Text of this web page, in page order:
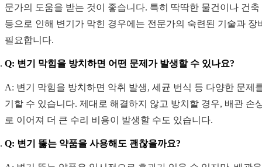
문가의 도움을 받는 것이 좋습니다. 특히 딱딱한 물건이나 건축
등으로 인해 변기가 막힌 경우에는 전문가의 숙련된 기술과 장
필요합니다.
Q: 변기 막힘을 방치하면 어떤 문제가 발생할 수 있나요?
A: 변기 막힘을 방치하면 악취 발생, 세균 번식 등 다양한 문제
기할 수 있습니다. 제대로 해결하지 않고 방치할 경우, 배관 손
로 이어져 더 큰 수리 비용이 발생할 수도 있습니다.
Q: 변기 뚫는 약품을 사용해도 괜찮을까요?